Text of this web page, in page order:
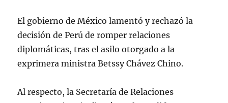
El gobierno de México lamentó y rechazó la
decisión de Perú de romper relaciones
diplomáticas, tras el asilo otorgado a la
exprimera ministra Betssy Chávez Chino.
Al respecto, la Secretaría de Relaciones